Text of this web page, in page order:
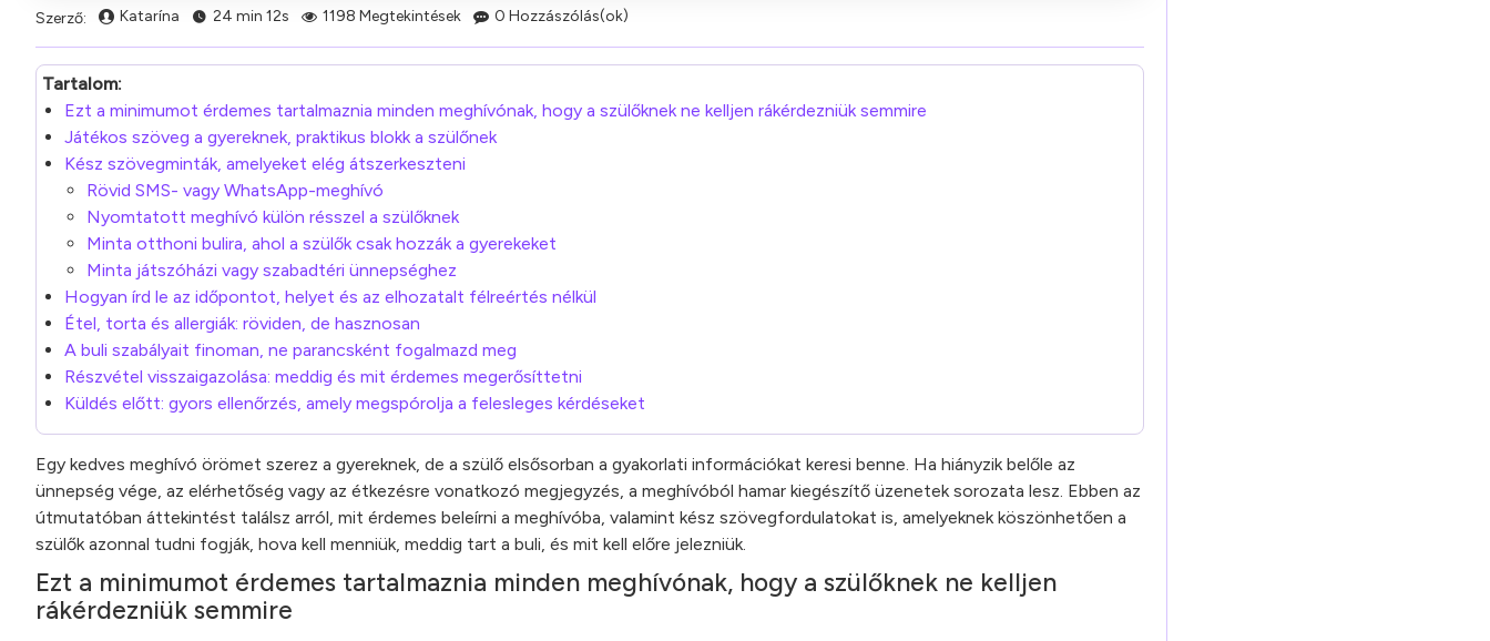
Szerző: Katarína 24 min 12s 1198 Megtekintések 0 Hozzászólás(ok)
Tartalom:
Ezt a minimumot érdemes tartalmaznia minden meghívónak, hogy a szülőknek ne kelljen rákérdezniük semmire
Játékos szöveg a gyereknek, praktikus blokk a szülőnek
Kész szövegminták, amelyeket elég átszerkeszteni
Rövid SMS- vagy WhatsApp-meghívó
Nyomtatott meghívó külön résszel a szülőknek
Minta otthoni bulira, ahol a szülők csak hozzák a gyerekeket
Minta játszóházi vagy szabadtéri ünnepséghez
Hogyan írd le az időpontot, helyet és az elhozatalt félreértés nélkül
Étel, torta és allergiák: röviden, de hasznosan
A buli szabályait finoman, ne parancsként fogalmazd meg
Részvétel visszaigazolása: meddig és mit érdemes megerősíttetni
Küldés előtt: gyors ellenőrzés, amely megspórolja a felesleges kérdéseket
Egy kedves meghívó örömet szerez a gyereknek, de a szülő elsősorban a gyakorlati információkat keresi benne. Ha hiányzik belőle az
ünnepség vége, az elérhetőség vagy az étkezésre vonatkozó megjegyzés, a meghívóból hamar kiegészítő üzenetek sorozata lesz. Ebben az
útmutatóban áttekintést találsz arról, mit érdemes beleírni a meghívóba, valamint kész szövegfordulatokat is, amelyeknek köszönhetően a
szülők azonnal tudni fogják, hova kell menniük, meddig tart a buli, és mit kell előre jelezniük.
Ezt a minimumot érdemes tartalmaznia minden meghívónak, hogy a szülőknek ne kelljen
rákérdezniük semmire